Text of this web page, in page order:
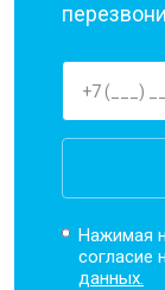
Нажимая
согласие
данных.